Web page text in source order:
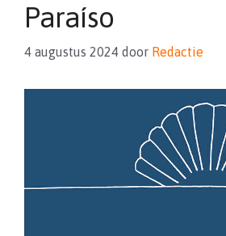
Paraíso
4 augustus 2024 door Redactie